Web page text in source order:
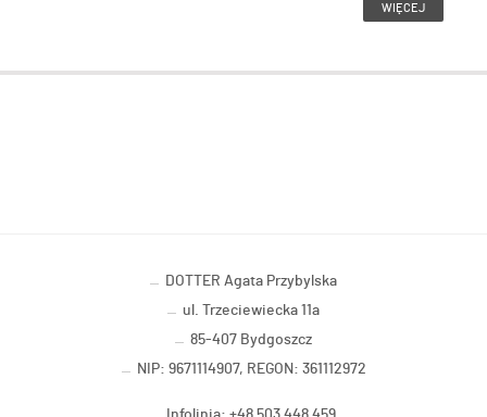
WIĘCEJ
DOTTER Agata Przybylska
ul. Trzeciewiecka 11a
85-407 Bydgoszcz
NIP: 9671114907, REGON: 361112972